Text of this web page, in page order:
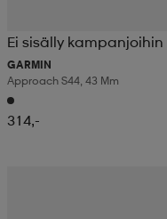
Ei sisälly kampanjoihin
GARMIN
Approach S44, 43 Mm
314,-